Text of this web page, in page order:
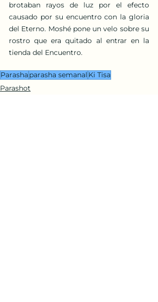
brotaban rayos de luz por el efecto
causado por su encuentro con la gloria
del Eterno. Moshé pone un velo sobre su
rostro que era quitado al entrar en la
tienda del Encuentro.
Parasha parasha semanal Ki Tisa
Parashot